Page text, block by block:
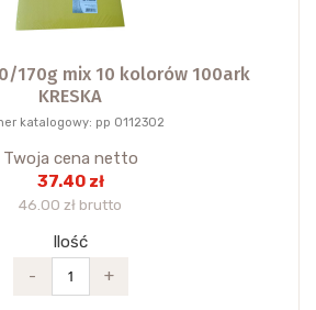
170g mix 10 kolorów 100ark
KRESKA
katalogowy: pp 0112302
Twoja cena netto
37.40 zł
46.00 zł brutto
Ilość
-
+